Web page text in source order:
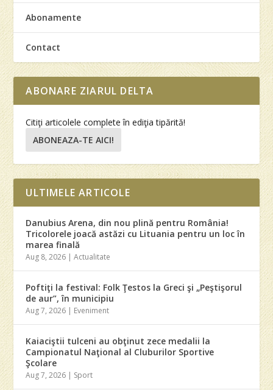
Abonamente
Contact
ABONARE ZIARUL DELTA
Citiţi articolele complete în ediţia tipărită!
ABONEAZA-TE AICI!
ULTIMELE ARTICOLE
Danubius Arena, din nou plină pentru România!
Tricolorele joacă astăzi cu Lituania pentru un loc în
marea finală
Aug 8, 2026 |Actualitate
Poftiţi la festival: Folk Ţestos la Greci şi „Peştişorul
de aur”, în municipiu
Aug 7, 2026 | Eveniment
Kaiaciştii tulceni au obţinut zece medalii la
Campionatul Naţional al Cluburilor Sportive
Şcolare
Aug 7, 2026 | Sport